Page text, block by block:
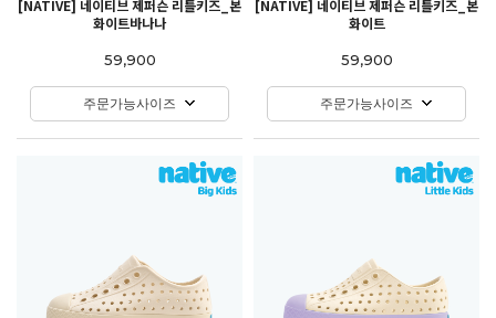
[NATIVE] 네이티브 제퍼슨 리틀키즈_본
화이트바나나
59,900
주문가능사이즈
[NATIVE] 네이티브 제퍼슨 리틀키즈_본
화이트
59,900
주문가능사이즈